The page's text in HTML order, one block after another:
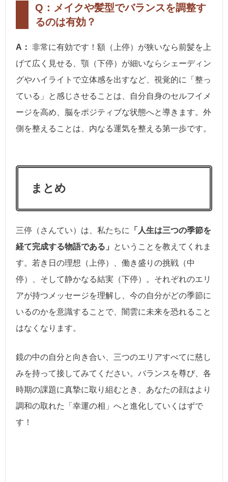
Q：メイクや髪型でバランスを調整す
るのは有効？
A： 非常に有効です！額（上停）が狭いなら前髪を上
げて広く見せる、顎（下停）が細いならシェーディン
グやハイライトで立体感を出すなど、視覚的に「整っ
ている」と感じさせることは、自分自身のセルフイメ
ージを高め、脳をポジティブな状態へと導きます。外
側を整えることは、内なる運気を整える第一歩です。
まとめ
三停（さんてい）は、私たちに
「人生は三つの季節を
経て完成する物語である」
ということを教えてくれま
す。若き日の理想（上停）、働き盛りの挑戦（中
停）、そして静かなる結実（下停）。それぞれのエリ
アが持つメッセージを理解し、今の自分がどの季節に
いるのかを意識することで、闇雲に未来を恐れること
はなくなります。
鏡の中の自分と向き合い、三つのエリアすべてに慈し
みを持って接してみてください。バランスを尊び、各
時期の課題に真摯に取り組むとき、あなたの顔はより
調和の取れた「幸運の相」へと進化していくはずで
す！